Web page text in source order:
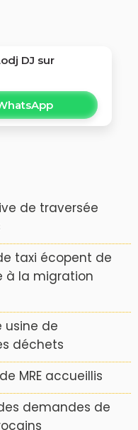
DJ sur
de traversée
taxi écopent de
à la migration
usine de
déchets
MRE accueillis
demandes de